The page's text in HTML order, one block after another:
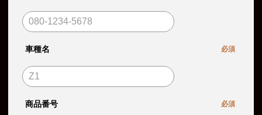
車種名 必須
商品番号 必須